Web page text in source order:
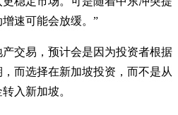
速可能会放缓。”
交易，预计会是因为投资者根据
而选择在新加坡投资，而不是从
入新加坡。